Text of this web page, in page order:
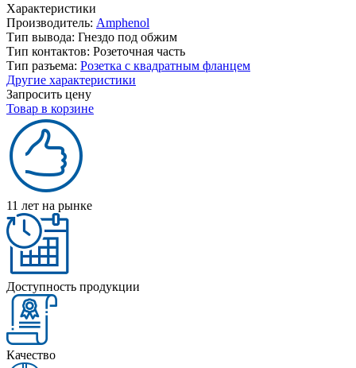
Характеристики
Производитель: Amphenol
Тип вывода: Гнездо под обжим
Тип контактов: Розеточная часть
Тип разъема: Розетка с квадратным фланцем
Другие характеристики
Запросить цену
Товар в корзине
11 лет на рынке
Доступность продукции
Качество